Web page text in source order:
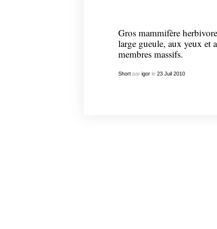
Gros mammifère
large gueule, aux yeux et
membres massifs.
Shortpar igorle 23 Juil 2010